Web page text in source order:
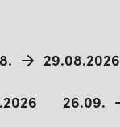
29.08.2026
26.09.